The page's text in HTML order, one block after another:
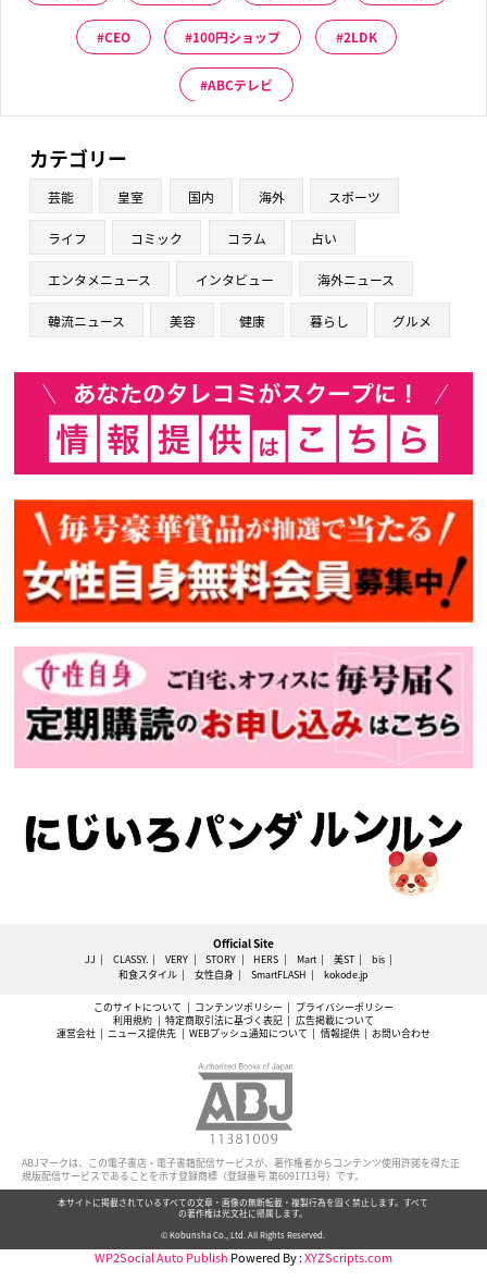
CEO 100円ショップ 2LDK
ABCテレビ
カテゴリー
芸能 皇室 国内 海外 スポーツ
ライフ コミック コラム 占い
エンタメニュース インタビュー 海外ニュース
韓流ニュース 美容 健康 暮らし グルメ
Official Site
JJ CLASSY. VERY STORY HERS Mart 美ST
bis
和食スタイル
女性自身 SmartFLASH kokode.jp
このサイトについて コンテンツポリシー
プライバシーポリシー
利用規約
特定商取引法に基づく表記
広告掲載について
運営会社
ニュース提供先 WEBプッシュ通知について 情報提供 お問い合わせ
ABJマークは、この電子書店・電子書籍配信サービスが、著作権者からコンテンツ使用許諾を得た正
規版配信サービスであることを示す登録商標（登録番号 第6091713号）です。
本サイトに掲載されているすべての文章・画像の無断転載・複製行為を固く禁止します。すべて
の著作権は光文社に帰属します。
© Kobunsha Co., Ltd. All Rights Reserved.
WP2Social Auto Publish Powered By :XYZScripts.com